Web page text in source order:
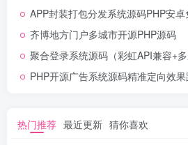
源
APP封装打包分发系统源码PHP安
齐博地方门户多城市开源PHP源码
聚合登录系统源码（彩虹API兼容+多
PHP开源广告系统源码精准定向效
热门推荐 最近更新 猜你喜欢